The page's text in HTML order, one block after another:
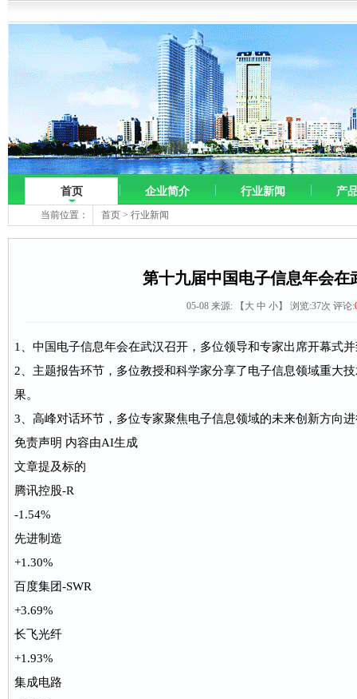
首页 企业简介 行业新闻 产
当前位置： 首页 > 行业新闻
第十九届中国电子信息年会在
05-08 来源: 【 大 中 小】 浏览:37次 评论:
1、中国电子信息年会在武汉召开，多位领导和专家出席开幕式
2、主题报告环节，多位教授和科学家分享了电子信息领域重大
果。
3、高峰对话环节，多位专家聚焦电子信息领域的未来创新方向
免责声明 内容由AI生成
文章提及标的
腾讯控股-R
-1.54%
先进制造
+1.30%
百度集团-SWR
+3.69%
长飞光纤
+1.93%
集成电路